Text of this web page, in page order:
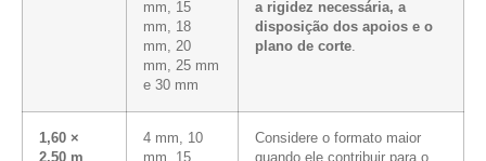
mm, 15
mm, 18
mm, 20
mm, 25 mm
e 30 mm
a rigidez necessária, a
disposição dos apoios e o
plano de corte.
1,60 ×
4 mm, 10
Considere o formato maior